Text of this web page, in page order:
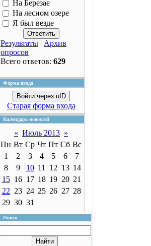
На Березае
На лесном озере
Я был везде
Результаты | Архив
опросов
Всего ответов: 629
Форма входа
Войти через uID
Старая форма входа
Календарь новостей
« Июль 2013 »
Пн Вт Ср Чт Пт Сб Вс
1
2 3 4 5 6
7
8
9 10 11 12 13 14
15 16 17 18 19 20 21
22 23 24 25 26 27 28
29 30 31
Поиск